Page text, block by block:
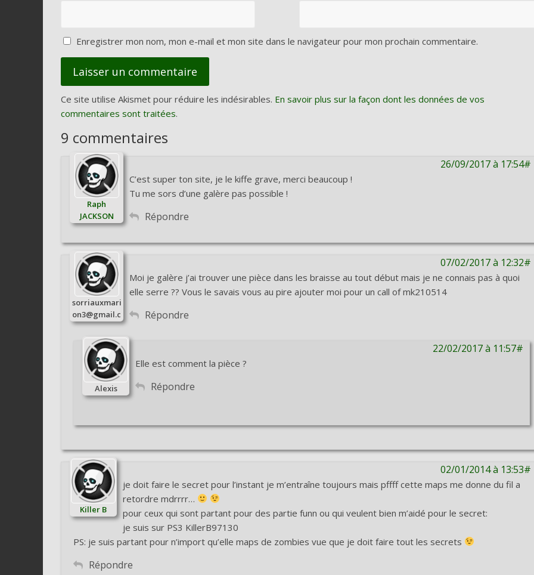
Enregistrer mon nom, mon e-mail et mon site dans le navigateur pour mon prochain commentaire.
Ce site utilise Akismet pour réduire les indésirables. En savoir plus sur la façon dont les données de vos
commentaires sont traitées.
9 commentaires
26/09/2017 à 17:54#
Raph
JACKSON
C’est super ton site, je le kiffe grave, merci beaucoup !
Tu me sors d’une galère pas possible !
Répondre
07/02/2017 à 12:32#
sorriauxmari
on3@gmail.c
om
Moi je galère j’ai trouver une pièce dans les braisse au tout début mais je ne connais pas à quoi
elle serre ?? Vous le savais vous au pire ajouter moi pour un call of mk210514
Répondre
22/02/2017 à 11:57#
Alexis
Elle est comment la pièce ?
Répondre
02/01/2014 à 13:53#
Killer B
je doit faire le secret pour l’instant je m’entraîne toujours mais pffff cette maps me donne du fil a
retordre mdrrrr…
pour ceux qui sont partant pour des partie funn ou qui veulent bien m’aidé pour le secret:
je suis sur PS3 KillerB97130
PS: je suis partant pour n’import qu’elle maps de zombies vue que je doit faire tout les secrets
Répondre